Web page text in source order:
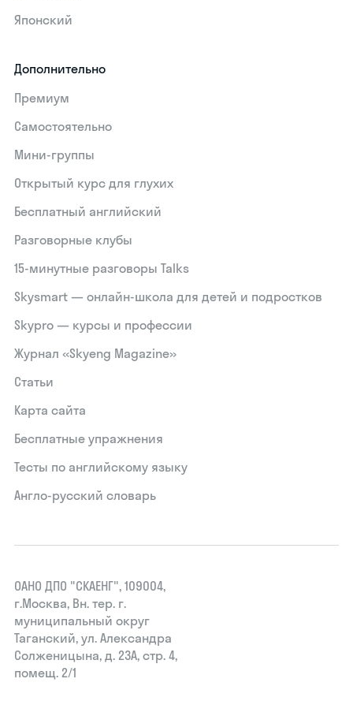
Японский
Дополнительно
Премиум
Самостоятельно
Мини-группы
Открытый курс для глухих
Бесплатный английский
Разговорные клубы
15‑минутные разговоры Talks
Skysmart — онлайн-школа для детей и подростков
Skypro — курсы и профессии
Журнал «Skyeng Magazine»
Статьи
Карта сайта
Бесплатные упражнения
Тесты по английскому языку
Англо-русский словарь
ОАНО ДПО "СКАЕНГ", 109004,
г.Москва, Вн. тер. г.
муниципальный округ
Таганский, ул. Александра
Солженицына, д. 23А, стр. 4,
помещ. 2/1